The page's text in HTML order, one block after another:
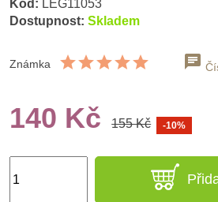
Kód: LEG11053
Dostupnost: Skladem
Známka
140 Kč 155 Kč -10%